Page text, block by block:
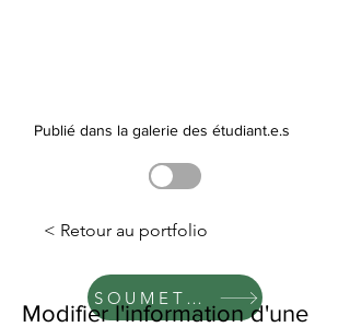
Publié dans la galerie des étudiant.e.s
SOUMETTRE
< Retour au portfolio
Modifier l'information d'une